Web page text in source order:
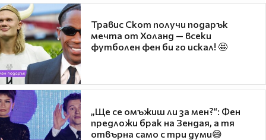
Травис Скот получи подарък
мечта от Холанд — всеки
футболен фен би го искал! 🤩
„Ще се омъжиш ли за мен?“: Фен
предложи брак на Зендая, а тя
отвърна само с три думи😅